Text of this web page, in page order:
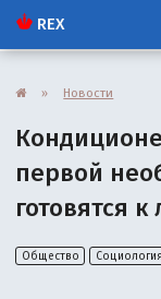
REX
» Новости
первой
готовятся
Общество Социология